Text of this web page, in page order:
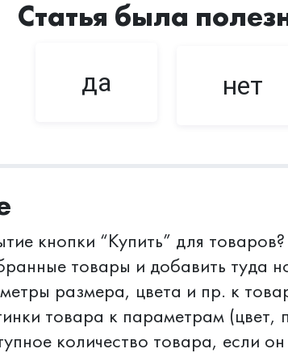
Статья была
да нет
кнопки “Купить” для товаров?
товары и добавить туда
размера, цвета и пр. к
товара к параметрам (цвет,
количество товара, если он